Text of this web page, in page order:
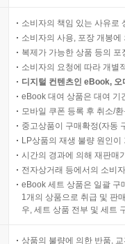
소비자의 책임 있는 사유로
소비자의 사용, 포장 개봉
복제가 가능한 상품 등의
소비자의 요청에 따라 개별
디지털 컨텐츠인 eBook,
eBook 대여 상품은 대여 기
모바일 쿠폰 등록 후 취소/
중고상품이 구매확정(자동
LP상품의 재생 불량 원인
시간의 경과에 의해 재판매
전자상거래 등에서의 소비
eBook 세트 상품은 일괄 구
1개의 상품으로 취급 및 판
우, 세트 상품 전부 및 세트
상품의 불량에 의한 반품,